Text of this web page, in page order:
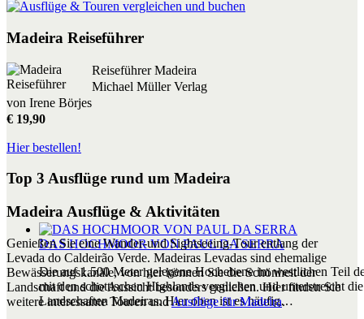
DAS HOCHMOOR VON PAUL DA SERRA
Die auf 1.500 Meter gelegene Hochebene im westlichen Teil
mit den schottischen Highlands verglichen und unterstreicht
Landschaften Madeiras. Hier oben ist es häufig…
Madeira Reiseführer
Reiseführer Madeira
Michael Müller Verlag
von Irene Börjes
€ 19,90
Hier bestellen!
Top 3 Ausflüge rund um Madeira
Madeira Ausflüge & Aktivitäten
Genießen Sie eine Wander-und Sightseeing-Tour entlang der
Levada do Caldeirão Verde. Madeiras Levadas sind ehemalige
Bewässerungskanäle, von hier können Sie die Schönheit der
Landschaft und die Aussicht besonders genießen. Hier finden Sie
weitere interessante Touren undAusflüge für Madeira.